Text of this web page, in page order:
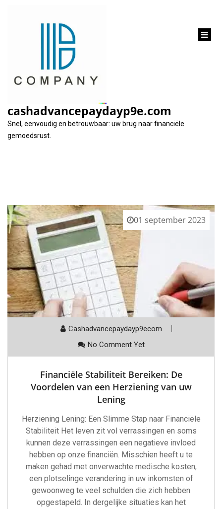
cashadvancepaydayp9e.com
Snel, eenvoudig en betrouwbaar: uw brug naar financiële
gemoedsrust.
Tag:
01 september 2023
Cashadvancepaydayp9ecom
No Comment Yet
Financiële Stabiliteit Bereiken: De
Voordelen van een Herziening van uw
Lening
Herziening Lening: Een Slimme Stap naar Financiële
Stabiliteit Het leven zit vol verrassingen en soms
kunnen deze verrassingen een negatieve invloed
hebben op onze financiën. Misschien heeft u te
maken gehad met onverwachte medische kosten,
een plotselinge verandering in uw inkomsten of
gewoonweg te veel schulden die zich hebben
opgestapeld. In dergelijke situaties kan het